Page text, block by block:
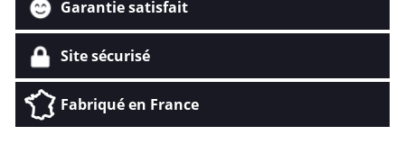
Garantie satisfait
Site sécurisé
Fabriqué en France